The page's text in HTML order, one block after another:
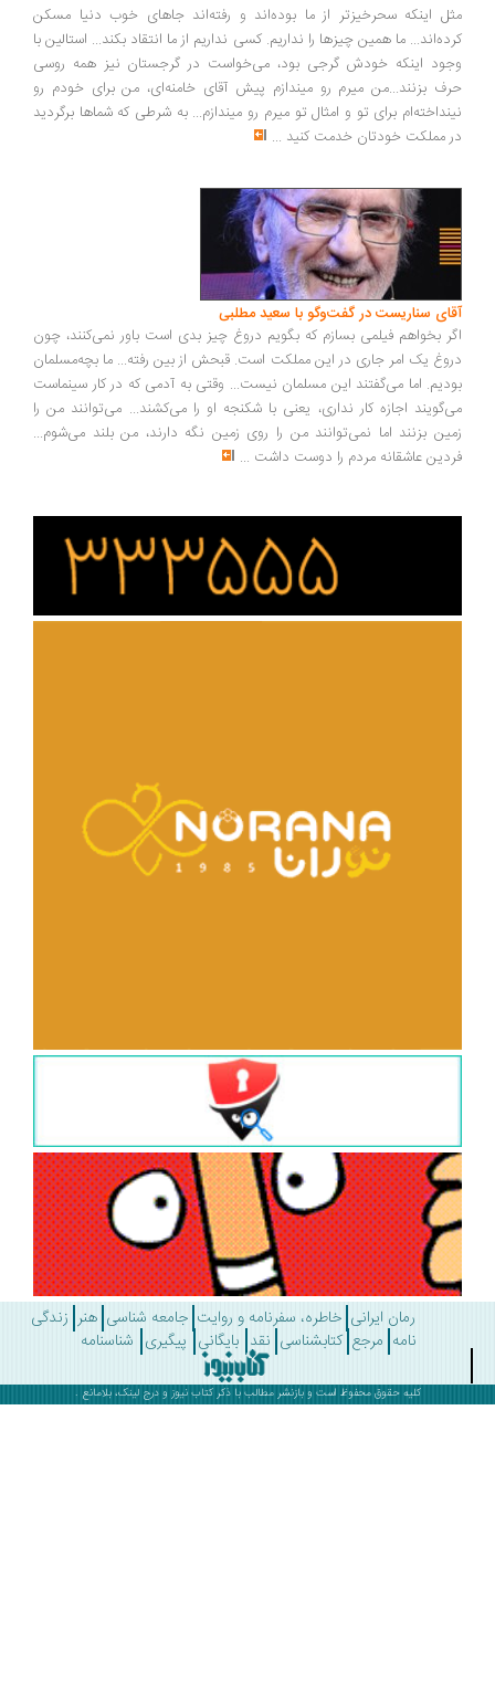
اینکه سحرخیزتر از ما بوده‌اند و رفته‌اند جاهای خوب دنیا مسکن
ما همین چیزها را نداریم. کسی نداریم از ما انتقاد بکند... استالین با
اینکه خودش گرجی بود، می‌خواست در گرجستان نیز همه روسی
بزنند...من میرم رو میندازم پیش آقای خامنه‌ای، من برای خودم رو
برای تو و امثال تو میرم رو میندازم... به شرطی که شماها برگردید
مملکت خودتان خدمت کنید...
سناریست در گفت‌وگو با سعید مطلبی
بخواهم فیلمی بسازم که بگویم دروغ چیز بدی است باور نمی‌کنند، چون
یک امر جاری در این مملکت است. قبحش از بین رفته... ما بچه‌مسلمان
اما می‌گفتند این مسلمان نیست... وقتی به آدمی که در کار سینماست
اجازه کار نداری، یعنی با شکنجه او را می‌کشند... می‌توانند من را
بزنند اما نمی‌توانند من را روی زمین نگه دارند، من بلند می‌شوم...
عاشقانه مردم را دوست داشت ...
رمان ایرانی خاطره، سفرنامه و روایت جامعه شناسی هنر زندگی
مرجع کتابشناسی نقد بایگانی پیگیری شناسنامه
کلیه حقوق محفوظ است و بازنشر مطالب با ذکرکتاب نیوز و درج لینک، بلامانع .